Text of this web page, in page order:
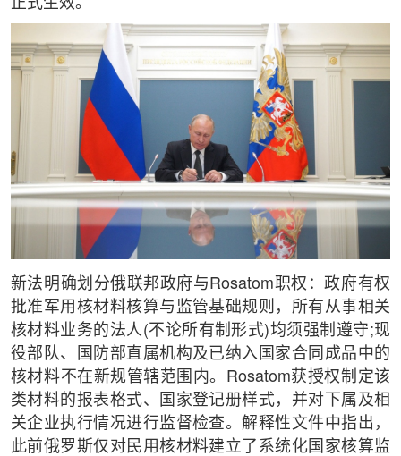
新法明确划分俄联邦政府与Rosatom职权：政府有权
批准军用核材料核算与监管基础规则，所有从事相关
核材料业务的法人(不论所有制形式)均须强制遵守;现
役部队、国防部直属机构及已纳入国家合同成品中的
核材料不在新规管辖范围内。Rosatom获授权制定该
类材料的报表格式、国家登记册样式，并对下属及相
关企业执行情况进行监督检查。解释性文件中指出，
此前俄罗斯仅对民用核材料建立了系统化国家核算监